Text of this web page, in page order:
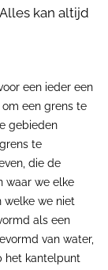
kan altijd
een ieder een
een grens te
gebieden
te
die de
waar we elke
welke we niet
als een
van water,
het kantelpunt